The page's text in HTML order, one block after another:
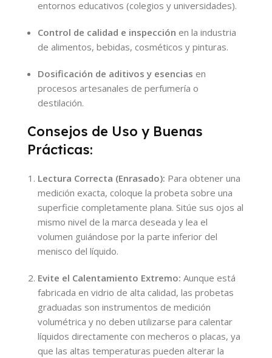
entornos educativos (colegios y universidades).
Control de calidad e inspección en la industria
de alimentos, bebidas, cosméticos y pinturas.
Dosificación de aditivos y esencias en
procesos artesanales de perfumería o
destilación.
Consejos de Uso y Buenas
Prácticas:
Lectura Correcta (Enrasado): Para obtener una
medición exacta, coloque la probeta sobre una
superficie completamente plana. Sitúe sus ojos al
mismo nivel de la marca deseada y lea el
volumen guiándose por la parte inferior del
menisco del líquido.
Evite el Calentamiento Extremo: Aunque está
fabricada en vidrio de alta calidad, las probetas
graduadas son instrumentos de medición
volumétrica y no deben utilizarse para calentar
líquidos directamente con mecheros o placas, ya
que las altas temperaturas pueden alterar la